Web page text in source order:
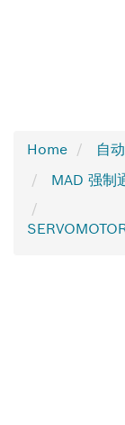
Home 自
MAD 强制